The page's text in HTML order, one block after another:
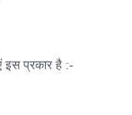
इस प्रकार है :-